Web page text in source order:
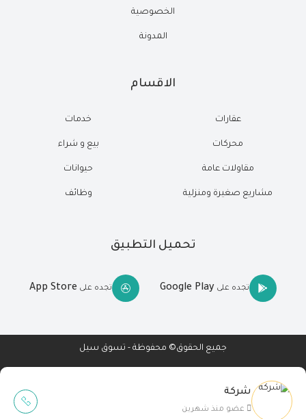
شركة
عضو منذ شهرين
الخصوصية
المدونة
الاقسام
عقارات
محركات
مقاولات عامة
مشاريع صغيرة ومنزلية
خدمات
بيع و شراء
حيوانات
وظائف
تحميل التطبيق
تجده على Google Play تجده على App Store
جميع الحقوق© محفوظة - تسوق سيل